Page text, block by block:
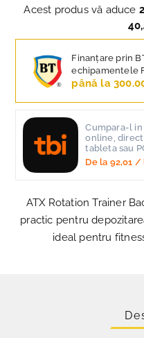
Acest produs vă aduce
Finanțare prin
echipamentele
până la
Cumpara-l in
online,
tableta sau
De la 92,01 /
ATX Rotation Trainer
practic pentru
ideal pentru